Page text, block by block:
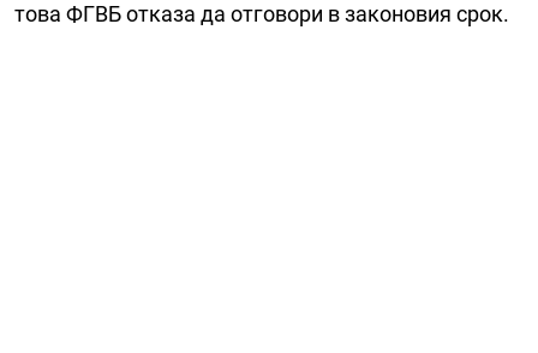
това ФГВБ отказа да отговори в законовия срок.